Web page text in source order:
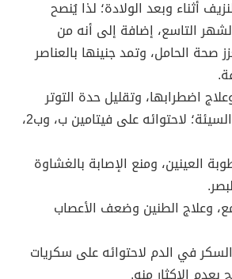
أثناء وبعد الولادة؛ لذا يُنصح
التاسع، إضافة إلى أنه من
صحة الحامل، وتمد جنينها بالعناصر
اضطرابها، وتقليل حدة التوتر
والحالة المزاجيّة السيئة؛ لاحتوائه على فيتامين ب، وب2،
العينين، ومنع الإصابة بالغشاوة
وعلاج الطنين وضعف الأعصاب
في الدم لاحتوائه على سكريات